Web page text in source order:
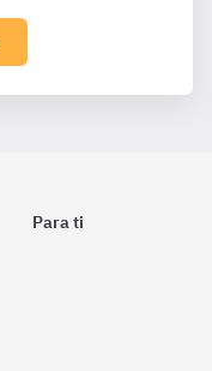
Para ti